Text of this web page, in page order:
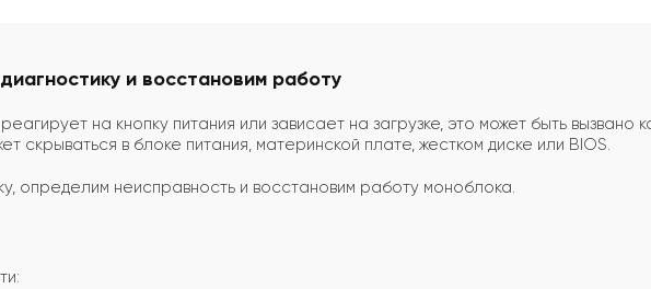
и восстановим работу
на кнопку питания или зависает на загрузке, это может быть вызвано
скрываться в блоке питания, материнской плате, жестком диске или BIOS.
определим неисправность и восстановим работу моноблока.